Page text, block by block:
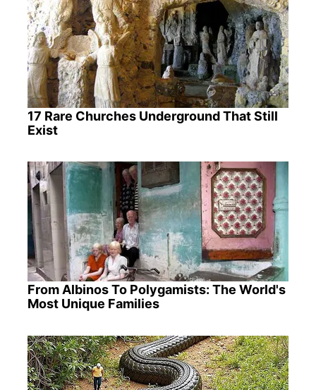
17 Rare Churches Underground That Still
Exist
From Albinos To Polygamists: The World's
Most Unique Families